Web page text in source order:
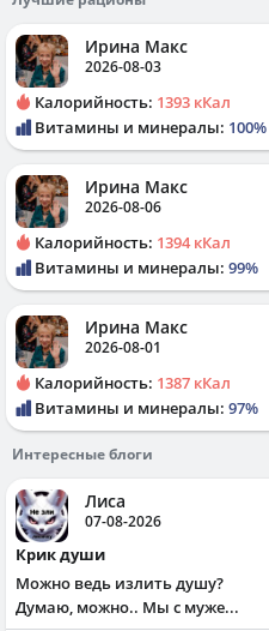
Ирина Макс
2026-08-03
Калорийность: 1393 кКал
Витамины и минералы: 100%
Ирина Макс
2026-08-06
Калорийность: 1394 кКал
Витамины и минералы: 99%
Ирина Макс
2026-08-01
Калорийность: 1387 кКал
Витамины и минералы: 97%
Интересные блоги
Лиса
07-08-2026
Крик души
Можно ведь излить душу?
Думаю, можно.. Мы с муже...